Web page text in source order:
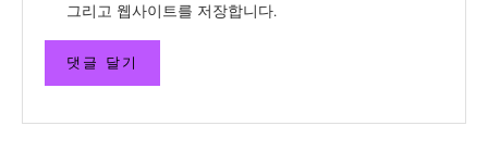
그리고 웹사이트를 저장합니다.